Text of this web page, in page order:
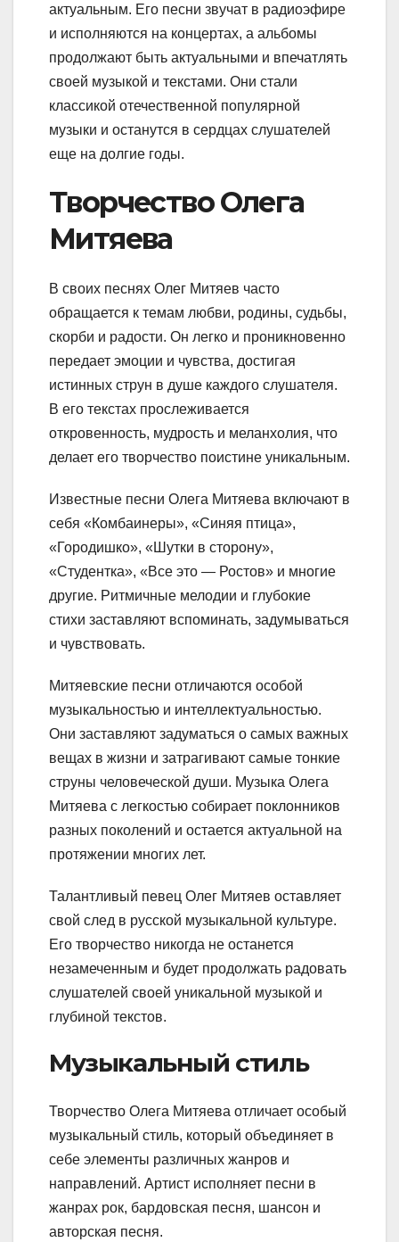
актуальным. Его песни звучат в радиоэфире
и исполняются на концертах, а альбомы
продолжают быть актуальными и впечатлять
своей музыкой и текстами. Они стали
классикой отечественной популярной
музыки и останутся в сердцах слушателей
еще на долгие годы.
Творчество Олега
Митяева
В своих песнях Олег Митяев часто
обращается к темам любви, родины, судьбы,
скорби и радости. Он легко и проникновенно
передает эмоции и чувства, достигая
истинных струн в душе каждого слушателя.
В его текстах прослеживается
откровенность, мудрость и меланхолия, что
делает его творчество поистине уникальным.
Известные песни Олега Митяева включают в
себя «Комбаинеры», «Синяя птица»,
«Городишко», «Шутки в сторону»,
«Студентка», «Все это — Ростов» и многие
другие. Ритмичные мелодии и глубокие
стихи заставляют вспоминать, задумываться
и чувствовать.
Митяевские песни отличаются особой
музыкальностью и интеллектуальностью.
Они заставляют задуматься о самых важных
вещах в жизни и затрагивают самые тонкие
струны человеческой души. Музыка Олега
Митяева с легкостью собирает поклонников
разных поколений и остается актуальной на
протяжении многих лет.
Талантливый певец Олег Митяев оставляет
свой след в русской музыкальной культуре.
Его творчество никогда не останется
незамеченным и будет продолжать радовать
слушателей своей уникальной музыкой и
глубиной текстов.
Музыкальный стиль
Творчество Олега Митяева отличает особый
музыкальный стиль, который объединяет в
себе элементы различных жанров и
направлений. Артист исполняет песни в
жанрах рок, бардовская песня, шансон и
авторская песня.